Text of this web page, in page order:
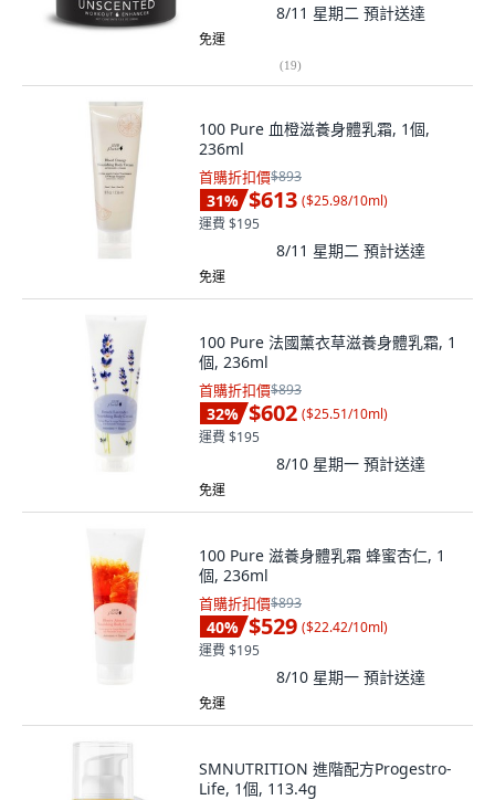
8/11 星期二 預計送達
免運
(19)
100 Pure 血橙滋養身體乳霜, 1個,
236ml
首購折扣價$893
31% $613 ($25.98/10ml)
運費 $195
8/11 星期二 預計送達
免運
100 Pure 法國薰衣草滋養身體乳霜, 1
個, 236ml
首購折扣價$893
32% $602 ($25.51/10ml)
運費 $195
8/10 星期一 預計送達
免運
100 Pure 滋養身體乳霜 蜂蜜杏仁, 1
個, 236ml
首購折扣價$893
40% $529 ($22.42/10ml)
運費 $195
8/10 星期一 預計送達
免運
SMNUTRITION 進階配方Progestro-
Life, 1個, 113.4g